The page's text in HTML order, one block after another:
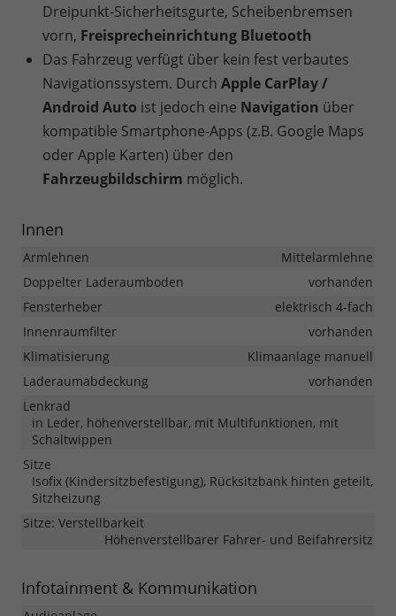
Dreipunkt-Sicherheitsgurte, Scheibenbremsen
vorn, Freisprecheinrichtung Bluetooth
Das Fahrzeug verfügt über kein fest verbautes
Navigationssystem. Durch Apple CarPlay /
Android Auto ist jedoch eine Navigation über
kompatible Smartphone-Apps (z.B. Google Maps
oder Apple Karten) über den
Fahrzeugbildschirm möglich.
Innen
Armlehnen
Mittelarmlehne
Doppelter Laderaumboden
vorhanden
Fensterheber
elektrisch 4-fach
Innenraumfilter
vorhanden
Klimatisierung
Klimaanlage manuell
Laderaumabdeckung
vorhanden
Lenkrad
in Leder, höhenverstellbar, mit Multifunktionen, mit
Schaltwippen
Sitze
Isofix (Kindersitzbefestigung), Rücksitzbank hinten geteilt,
Sitzheizung
Sitze: Verstellbarkeit
Höhenverstellbarer Fahrer- und Beifahrersitz
Infotainment & Kommunikation